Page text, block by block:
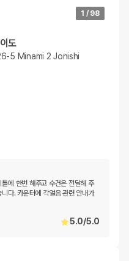
1 / 98
도
5 Minami 2 Jonishi
에 한번 해주고 수건은 전달해 주
다. 카운터에 각얼음 관련 안내가
5.0/5.0